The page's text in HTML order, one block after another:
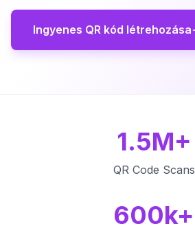
Ingyenes QR kód létrehozása
1.5M+
QR Code Scans
600k+